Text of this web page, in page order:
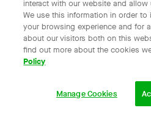
menanggapi keluhan,
saran yang diterima dari
untuk melakukan
menguji, meningkatkan,
Aplikasi untuk memenuhi
Anda sebagai pengguna;
interact with our website and allow
We use this information in order
your browsing experience and for
about our visitors both on this
find out more about the cookies
Policy
Manage Cookies